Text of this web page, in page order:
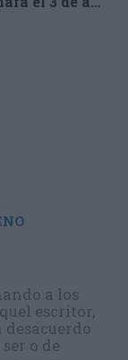
a los
escritor,
o de